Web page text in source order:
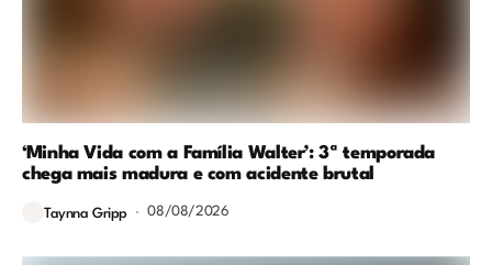
‘Minha Vida com a Família Walter’: 3ª temporada
chega mais madura e com acidente brutal
Taynna Gripp 08/08/2026